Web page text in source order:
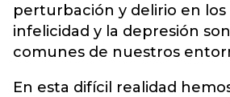
perturbación y delirio en los
infelicidad y la depresión
comunes de nuestros
En esta difícil realidad